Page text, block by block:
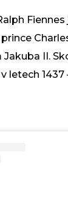
II.
letech 1437